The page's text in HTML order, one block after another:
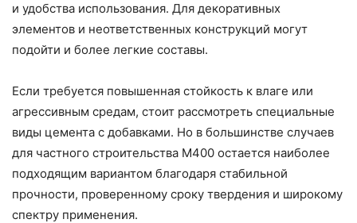
и удобства использования. Для декоративных
элементов и неответственных конструкций могут
подойти и более легкие составы.
Если требуется повышенная стойкость к влаге или
агрессивным средам, стоит рассмотреть специальные
виды цемента с добавками. Но в большинстве случаев
для частного строительства М400 остается наиболее
подходящим вариантом благодаря стабильной
прочности, проверенному сроку твердения и широкому
спектру применения.